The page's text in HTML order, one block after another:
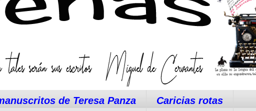
de Teresa Panza
Caricias rotas